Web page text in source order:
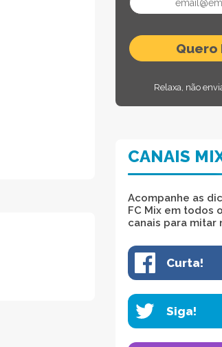
Relaxa, não
CANAIS
Acompanhe as
FC Mix em todos
canais para mitar
Curta!
Siga!